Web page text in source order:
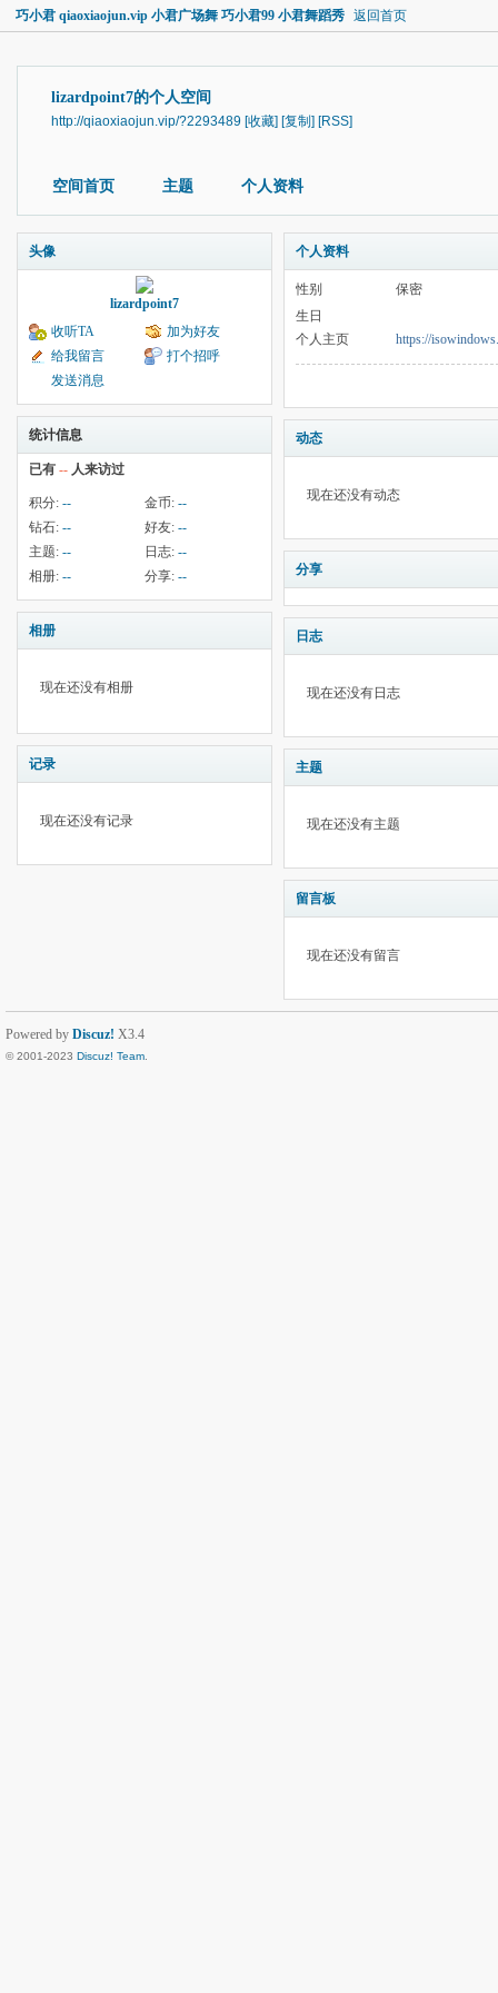
巧小君 qiaoxiaojun.vip 小君广场舞 巧小君99 小君舞蹈秀 返回首页
lizardpoint7的个人空间
http://qiaoxiaojun.vip/?2293489 [收藏] [复制] [RSS]
空间首页 主题 个人资料
头像
lizardpoint7
收听TA
加为好友
给我留言
打个招呼
发送消息
统计信息
已有 -- 人来访过
积分: -- 金币: --
钻石: -- 好友: --
主题: -- 日志: --
相册: -- 分享: --
相册
现在还没有相册
记录
现在还没有记录
个人资料
性别
保密
生日
个人主页
https://
动态
现在还没有动态
分享
日志
现在还没有日志
主题
现在还没有主题
留言板
现在还没有留言
Powered by Discuz! X3.4
© 2001-2023 Discuz! Team